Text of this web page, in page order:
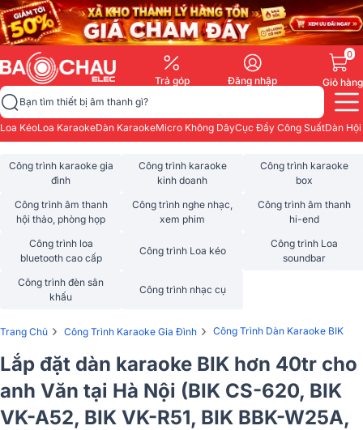
Trả góp Đăng nhập
0
Giỏ hàng
Bạn tìm thiết bị âm thanh gì?
Loa KéoLoa KaraokeDàn KaraokeMicro Không DâyCục Đẩy Công SuấtDàn
Công trình karaoke gia
đình
Công trình karaoke
kinh doanh
Công trình karaoke
box
Công trình âm thanh
hội thảo, phòng họp
Công trình nghe nhạc,
xem phim
Công trình âm thanh
hi-end
Công trình loa
bluetooth cao cấp
Công trình Loa kéo
Công trình Loa
soundbar
Công trình đèn sân
khấu
Công trình nhạc cụ
Trang Chủ › Công Trình Karaoke Gia Đình › Công Trình Dàn Karaoke BIK
Lắp đặt dàn karaoke BIK hơn 40tr cho
anh Văn tại Hà Nội (BIK CS-620, BIK
VK-A52, BIK VK-R51, BIK BBK-W25A,